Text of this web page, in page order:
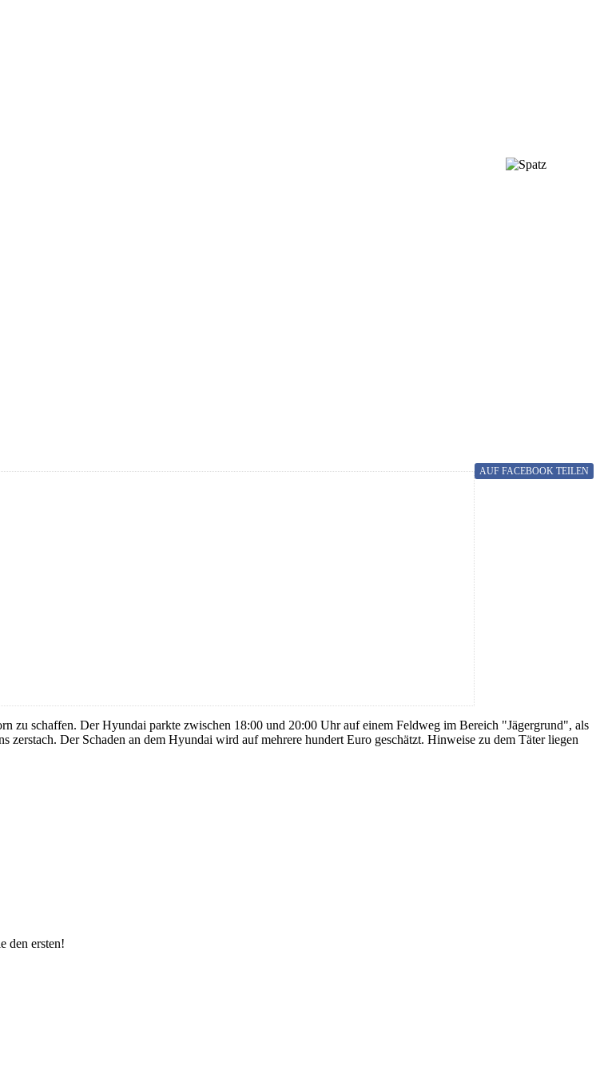
AUF FACEBOOK TEILEN
zu schaffen. Der Hyundai parkte zwischen 18:00 und 20:00 Uhr auf einem Feldweg im Bereich "Jägergrund", als
zerstach. Der Schaden an dem Hyundai wird auf mehrere hundert Euro geschätzt. Hinweise zu dem Täter liegen
den ersten!